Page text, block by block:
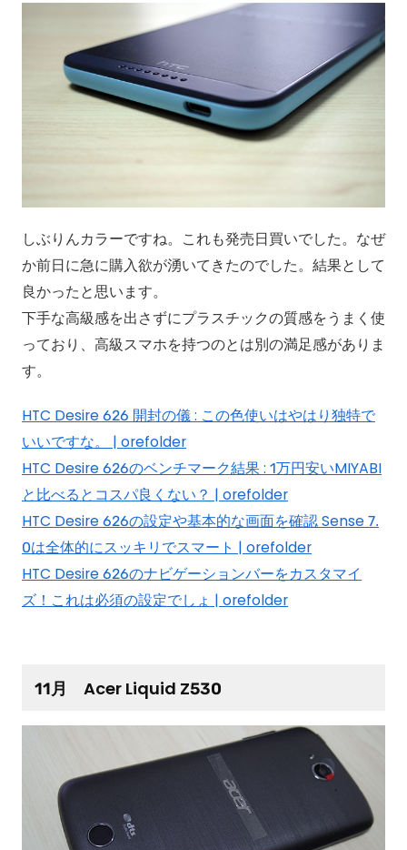
しぶりんカラーですね。これも発売日買いでした。なぜ
か前日に急に購入欲が湧いてきたのでした。結果として
良かったと思います。
下手な高級感を出さずにプラスチックの質感をうまく使
っており、高級スマホを持つのとは別の満足感がありま
す。
HTC Desire 626 開封の儀 : この色使いはやはり独特で
いいですな。 | orefolder
HTC Desire 626のベンチマーク結果 : 1万円安いMIYABI
と比べるとコスパ良くない？ | orefolder
HTC Desire 626の設定や基本的な画面を確認 Sense 7.
0は全体的にスッキリでスマート | orefolder
HTC Desire 626のナビゲーションバーをカスタマイ
ズ！これは必須の設定でしょ | orefolder
11月 Acer Liquid Z530